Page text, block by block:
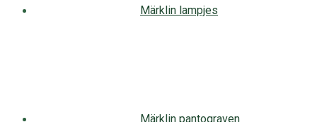
Märklin lampjes
Märklin pantograven